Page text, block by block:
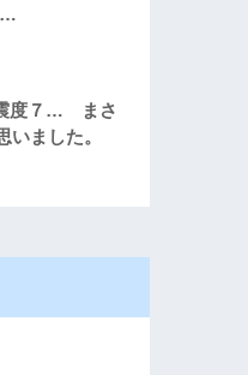
…
度７… まさ
いました。